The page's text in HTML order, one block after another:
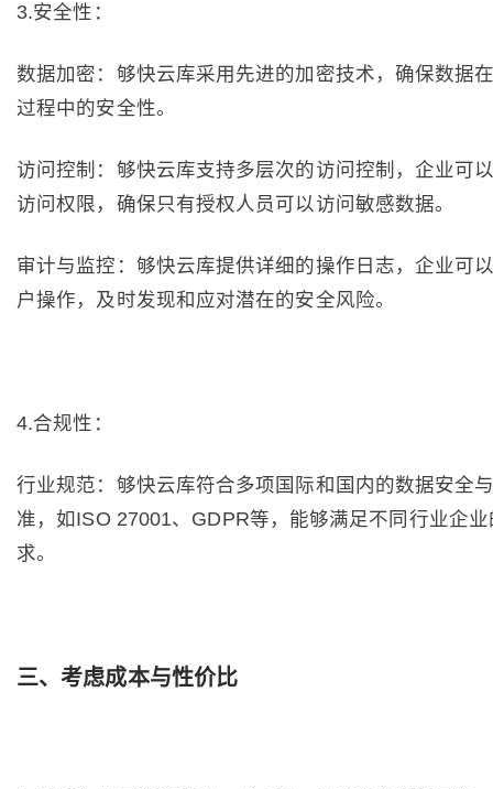
3.安全性：
数据加密：够快云库采用先进的加密技术，确保数据
过程中的安全性。
访问控制：够快云库支持多层次的访问控制，企业可
访问权限，确保只有授权人员可以访问敏感数据。
审计与监控：够快云库提供详细的操作日志，企业可
户操作，及时发现和应对潜在的安全风险。
4.合规性：
行业规范：够快云库符合多项国际和国内的数据安全
准，如ISO 27001、GDPR等，能够满足不同行业企
求。
三、考虑成本与性价比